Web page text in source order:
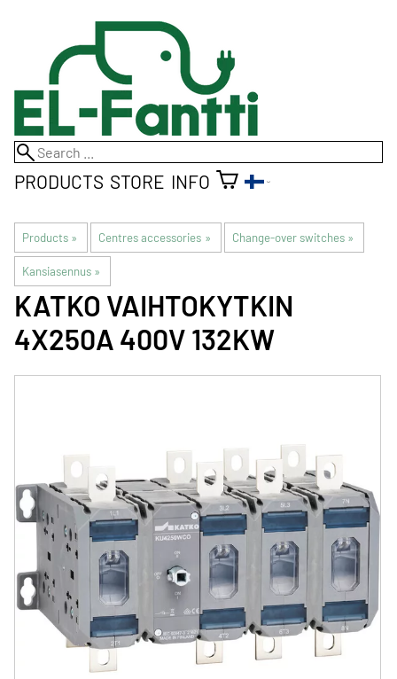
PRODUCTS STORE INFO
Products ‪» Centres accessories ‪» Change-over switches ‪»
Kansiasennus ‪»
KATKO VAIHTOKYTKIN
4X250A 400V 132KW